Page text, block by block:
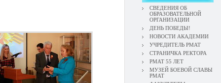
СВЕДЕНИЯ ОБ
ОБРАЗОВАТЕЛЬНОЙ
ОРГАНИЗАЦИИ
ДЕНЬ ПОБЕДЫ!
НОВОСТИ АКАДЕМИИ
УЧРЕДИТЕЛЬ РМАТ
СТРАНИЧКА РЕКТОРА
РМАТ 55 ЛЕТ
МУЗЕЙ БОЕВОЙ СЛАВЫ
РМАТ